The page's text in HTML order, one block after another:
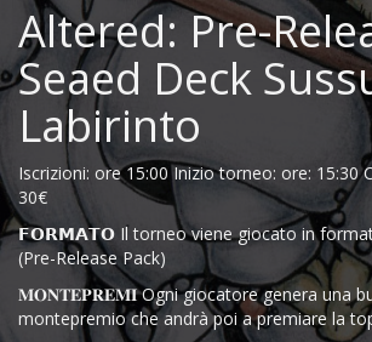
Altered: Pre-
Seaed Deck
Labirinto
Iscrizioni: ore 15:00 Inizio torneo: ore: 15:30
30€
𝗙𝗢𝗥𝗠𝗔𝗧𝗢 Il torneo viene giocato in
(Pre-Release Pack)
𝐌𝐎𝐍𝐓𝐄𝐏𝐑𝐄𝐌𝐈 Ogni giocatore genera una
montepremio che andrà poi a premiare la